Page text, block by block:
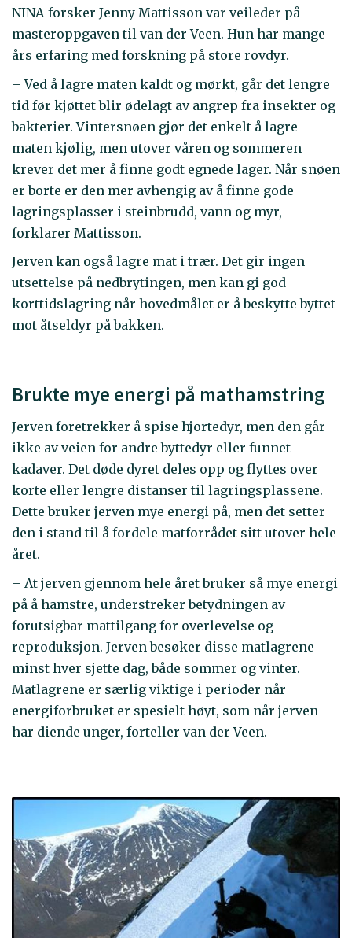
NINA-forsker Jenny Mattisson var veileder på
masteroppgaven til van der Veen. Hun har mange
års erfaring med forskning på store rovdyr.
– Ved å lagre maten kaldt og mørkt, går det lengre
tid før kjøttet blir ødelagt av angrep fra insekter og
bakterier. Vintersnøen gjør det enkelt å lagre
maten kjølig, men utover våren og sommeren
krever det mer å finne godt egnede lager. Når snøen
er borte er den mer avhengig av å finne gode
lagringsplasser i steinbrudd, vann og myr,
forklarer Mattisson.
Jerven kan også lagre mat i trær. Det gir ingen
utsettelse på nedbrytingen, men kan gi god
korttidslagring når hovedmålet er å beskytte byttet
mot åtseldyr på bakken.
Brukte mye energi på mathamstring
Jerven foretrekker å spise hjortedyr, men den går
ikke av veien for andre byttedyr eller funnet
kadaver. Det døde dyret deles opp og flyttes over
korte eller lengre distanser til lagringsplassene.
Dette bruker jerven mye energi på, men det setter
den i stand til å fordele matforrådet sitt utover hele
året.
– At jerven gjennom hele året bruker så mye energi
på å hamstre, understreker betydningen av
forutsigbar mattilgang for overlevelse og
reproduksjon. Jerven besøker disse matlagrene
minst hver sjette dag, både sommer og vinter.
Matlagrene er særlig viktige i perioder når
energiforbruket er spesielt høyt, som når jerven
har diende unger, forteller van der Veen.